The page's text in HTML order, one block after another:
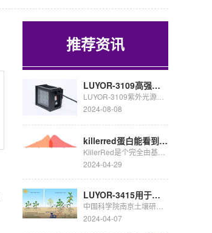
推荐资讯
LUYOR-3109高强度紫外催化光源促销
2024-08-08
killerred蛋白能看到荧光吗
2024-04-29
LUYOR-3415用于豆科生物固氮的研究
2024-04-07